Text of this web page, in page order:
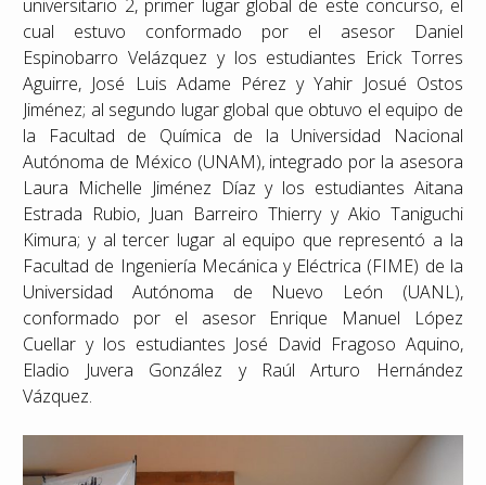
universitario 2, primer lugar global de este concurso, el
cual estuvo conformado por el asesor Daniel
Espinobarro Velázquez y los estudiantes Erick Torres
Aguirre, José Luis Adame Pérez y Yahir Josué Ostos
Jiménez; al segundo lugar global que obtuvo el equipo de
la Facultad de Química de la Universidad Nacional
Autónoma de México (UNAM), integrado por la asesora
Laura Michelle Jiménez Díaz y los estudiantes Aitana
Estrada Rubio, Juan Barreiro Thierry y Akio Taniguchi
Kimura; y al tercer lugar al equipo que representó a la
Facultad de Ingeniería Mecánica y Eléctrica (FIME) de la
Universidad Autónoma de Nuevo León (UANL),
conformado por el asesor Enrique Manuel López
Cuellar y los estudiantes José David Fragoso Aquino,
Eladio Juvera González y Raúl Arturo Hernández
Vázquez.